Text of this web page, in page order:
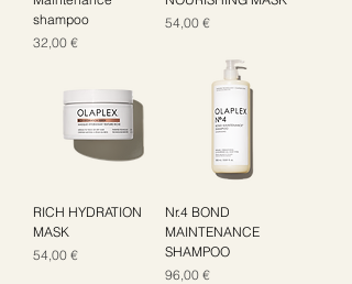
shampoo
Цена
32,00 €
Цена
54,00 €
RICH HYDRATION
MASK
Цена
54,00 €
Nr.4 BOND
MAINTENANCE
SHAMPOO
Цена
96,00 €